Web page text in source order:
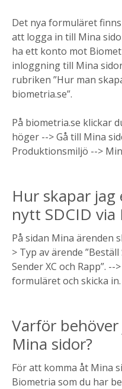
Det nya formuläret
att logga in till Mina
ha ett konto mot
inloggning till Mina
rubriken ”Hur man
biometria.se”.
På biometria.se klickar
höger --> Gå till Mina
Produktionsmiljö -->
Hur skapar
nytt SDCID via
På sidan Mina ärenden
> Typ av ärende
Sender XC och Rapp”.
formuläret och skicka in.
Varför
Mina sidor?
För att komma åt Mina
Biometria som du har